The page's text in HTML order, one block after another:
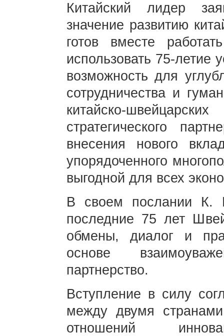
Китайский лидер
значение развитию
готов вместе
использовать 75-летие
возможность для
сотрудничества и
китайско-
стратегического
внесения нового
упорядоченного
выгодной для всех
В своем послании К.
последние 75 лет
обмены, диалог и
основе
партнерство.
Вступление в силу
между двумя
отношений